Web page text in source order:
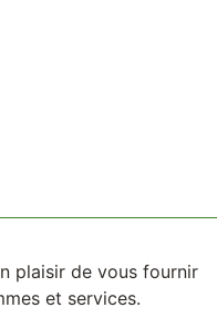
plaisir de vous fournir
et services.